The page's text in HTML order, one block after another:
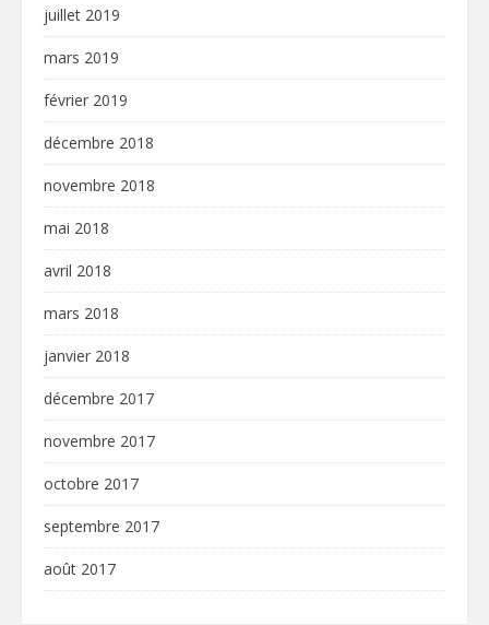
juillet 2019
mars 2019
février 2019
décembre 2018
novembre 2018
mai 2018
avril 2018
mars 2018
janvier 2018
décembre 2017
novembre 2017
octobre 2017
septembre 2017
août 2017